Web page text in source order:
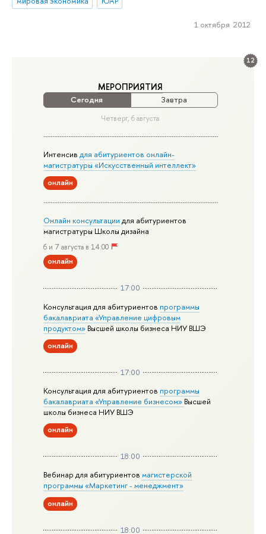
12
МЕРОПРИЯТИЯ
Сегодня Завтра
Четверг, 6 августа
Интенсивдля абитуриентов онлайн-
магистратуры «Искусственный интеллект»
онлайн
Онлайн консультации для абитуриентов
магистратуры Школы дизайна
6 и 7 августа в 14:00
онлайн
17:00
Консультация для абитуриентов программы
бакалавриата «Управление цифровым
продуктом» Высшей школы бизнеса НИУ ВШЭ
онлайн
17:00
Консультация для абитуриентов программы
бакалавриата «Управление бизнесом» Высшей
школы бизнеса НИУ ВШЭ
онлайн
18:00
Вебинар для абитуриентовмагистерской
программы «Маркетинг - менеджмент»
онлайн
18:00
1 октября 2012